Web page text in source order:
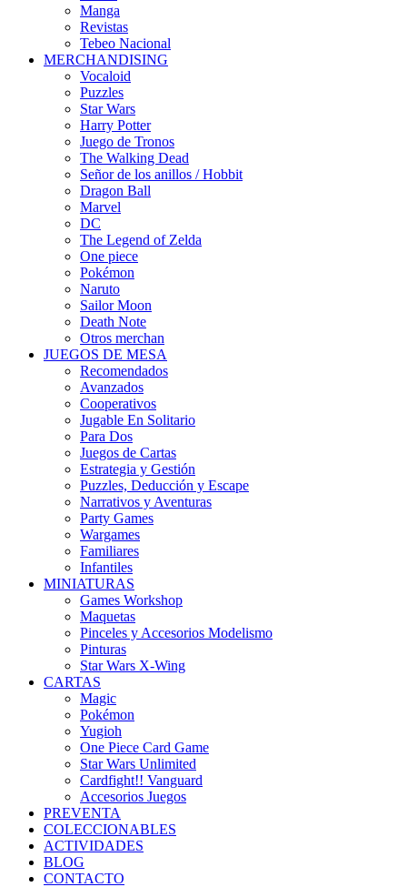
Manga
Revistas
Tebeo Nacional
MERCHANDISING
Vocaloid
Puzzles
Star Wars
Harry Potter
Juego de Tronos
The Walking Dead
Señor de los anillos / Hobbit
Dragon Ball
Marvel
DC
The Legend of Zelda
One piece
Pokémon
Naruto
Sailor Moon
Death Note
Otros merchan
JUEGOS DE MESA
Recomendados
Avanzados
Cooperativos
Jugable En Solitario
Para Dos
Juegos de Cartas
Estrategia y Gestión
Puzzles, Deducción y Escape
Narrativos y Aventuras
Party Games
Wargames
Familiares
Infantiles
MINIATURAS
Games Workshop
Maquetas
Pinceles y Accesorios Modelismo
Pinturas
Star Wars X-Wing
CARTAS
Magic
Pokémon
Yugioh
One Piece Card Game
Star Wars Unlimited
Cardfight!! Vanguard
Accesorios Juegos
PREVENTA
COLECCIONABLES
ACTIVIDADES
BLOG
CONTACTO